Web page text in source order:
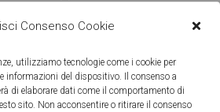
Consenso Cookie
utilizziamo tecnologie come i cookie per
informazioni del dispositivo. Il consenso a
di elaborare dati come il comportamento di
sito. Non acconsentire o ritirare il consenso